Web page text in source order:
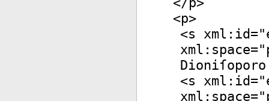
<p>
<s xml:id="
xml:space="
<s xml:id="
xml:space="